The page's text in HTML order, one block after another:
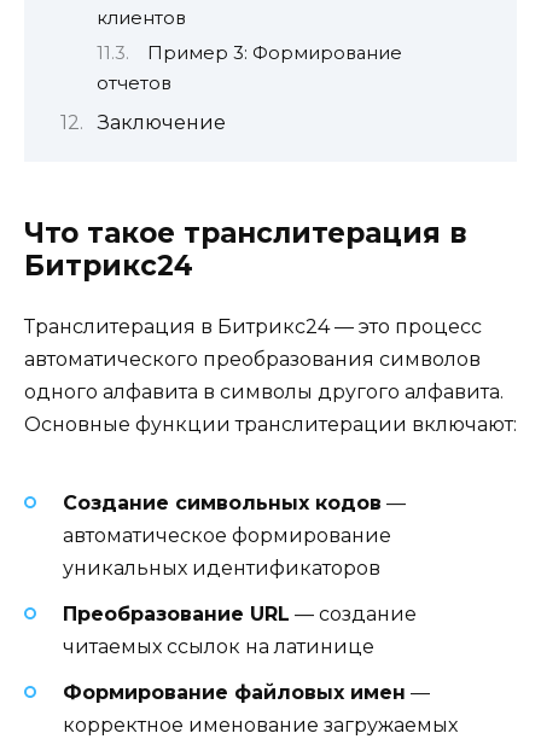
клиентов
Пример 3: Формирование
отчетов
Заключение
Что такое транслитерация в
Битрикс24
Транслитерация в Битрикс24 — это процесс
автоматического преобразования символов
одного алфавита в символы другого алфавита.
Основные функции транслитерации включают:
Создание символьных кодов —
автоматическое формирование
уникальных идентификаторов
Преобразование URL — создание
читаемых ссылок на латинице
Формирование файловых имен —
корректное именование загружаемых